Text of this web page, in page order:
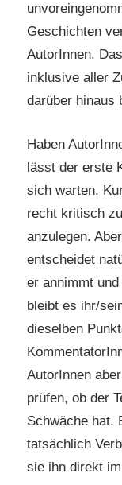
Geschichten
AutorInnen.
inklusive aller
darüber hinaus
Haben
lässt der erste
sich warten.
recht kritisch
anzulegen.
entscheidet
er annimmt
bleibt es ihr/
dieselben
AutorInnen
prüfen, ob der
Schwäche hat.
tatsächlich
sie ihn direkt